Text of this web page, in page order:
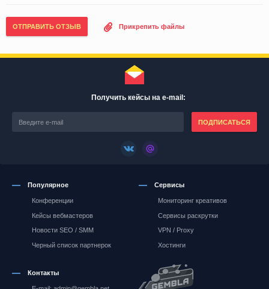
ОТПРАВИТЬ ОТЗЫВ Прикрепить файлы
Получить кейсы на e-mail:
ПОДПИСАТЬСЯ
Популярное
Конференции
Кейсы вебмастеров
Новости SEO / SMM
Черный список партнерок
Сервисы
Мониторинг креативов
Сервисы раскрутки
VPN / Proxy
Хостинги
Контакты